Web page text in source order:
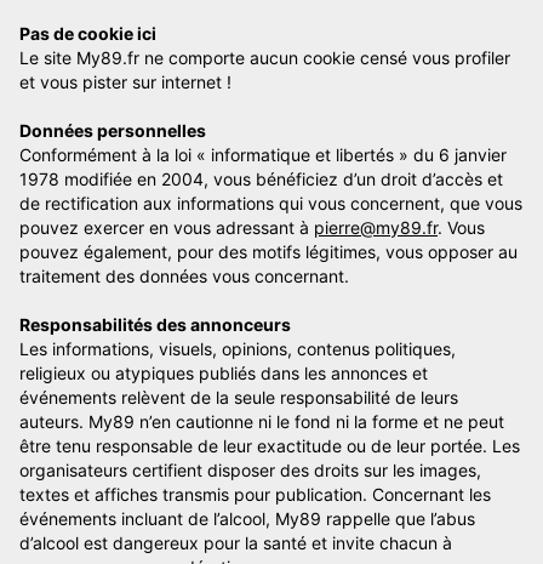
Pas de cookie ici
Le site My89.fr ne comporte aucun cookie censé vous profiler
et vous pister sur internet !
Données personnelles
Conformément à la loi « informatique et libertés » du 6 janvier
1978 modifiée en 2004, vous bénéficiez d’un droit d’accès et
de rectification aux informations qui vous concernent, que vous
pouvez exercer en vous adressant à pierre@my89.fr. Vous
pouvez également, pour des motifs légitimes, vous opposer au
traitement des données vous concernant.
Responsabilités des annonceurs
Les informations, visuels, opinions, contenus politiques,
religieux ou atypiques publiés dans les annonces et
événements relèvent de la seule responsabilité de leurs
auteurs. My89 n’en cautionne ni le fond ni la forme et ne peut
être tenu responsable de leur exactitude ou de leur portée. Les
organisateurs certifient disposer des droits sur les images,
textes et affiches transmis pour publication. Concernant les
événements incluant de l’alcool, My89 rappelle que l’abus
d’alcool est dangereux pour la santé et invite chacun à